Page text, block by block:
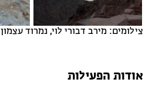
צילומים: מירב דבורי לוי, נמרוד עצמון
אודות הפעילות